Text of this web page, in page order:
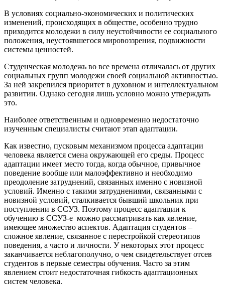
В условиях социально-экономических и политических
изменений, происходящих в обществе, особенно трудно
приходится молодежи в силу неустойчивости ее социального
положения, неустоявшегося мировоззрения, подвижности
системы ценностей.
Студенческая молодежь во все времена отличалась от других
социальных групп молодежи своей социальной активностью.
За ней закрепился приоритет в духовном и интеллектуальном
развитии. Однако сегодня лишь условно можно утверждать
это.
Наиболее ответственным и одновременно недостаточно
изученным специалисты считают этап адаптации.
Как известно, пусковым механизмом процесса адаптации
человека является смена окружающей его среды. Процесс
адаптации имеет место тогда, когда обычное, привычное
поведение вообще или малоэффективно и необходимо
преодоление затруднений, связанных именно с новизной
условий. Именно с такими затруднениями, связанными с
новизной условий, сталкивается бывший школьник при
поступлении в ССУЗ. Поэтому процесс адаптации к
обучению в ССУЗ-е можно рассматривать как явление,
имеющее множество аспектов. Адаптация студентов –
сложное явление, связанное с перестройкой стереотипов
поведения, а часто и личности. У некоторых этот процесс
заканчивается неблагополучно, о чем свидетельствует отсев
студентов в первые семестры обучения. Часто за этим
явлением стоит недостаточная гибкость адаптационных
систем человека.